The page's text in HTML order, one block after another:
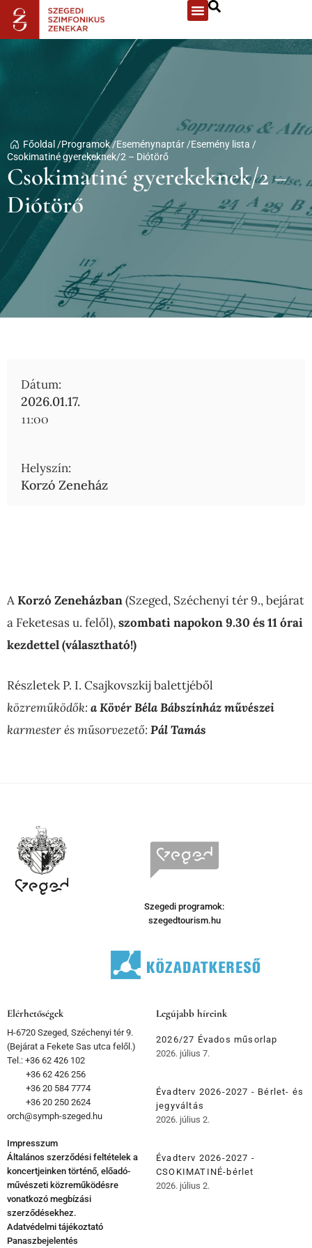
Főoldal /Programok /Eseménynaptár /Esemény lista /
Csokimatiné gyerekeknek/2 – Diótörő
Csokimatiné gyerekeknek/2 –
Diótörő
Dátum:
2026.01.17.
11:00
Helyszín:
Korzó Zeneház
AKorzó Zeneházban(Szeged, Széchenyi tér 9., bejárat
a Feketesas u. felől),szombati napokon 9.30 és 11 órai
kezdettel (választható!)
Részletek P. I. Csajkovszkij balettjéből
közreműködők:a Kövér Béla Bábszínház művészei
karmester és műsorvezető:Pál Tamás
Szegedi programok:
szegedtourism.hu
Elérhetőségek
H-6720 Szeged, Széchenyi tér 9.
(Bejárat a Fekete Sas utca felől.)
Tel.: +36 62 426 102
+36 62 426 256
+36 20 584 7774
+36 20 250 2624
orch@symph-szeged.hu
Impresszum
Általános szerződési feltételek a
koncertjeinken történő, előadó-
művészeti közreműködésre
vonatkozó megbízási
szerződésekhez.
Adatvédelmi tájékoztató
Panaszbejelentés
Legújabb híreink
2026/27 Évados műsorlap
2026. július 7.
Évadterv 2026-2027 - Bérlet- és
jegyváltás
2026. július 2.
Évadterv 2026-2027 -
CSOKIMATINÉ-bérlet
2026. július 2.